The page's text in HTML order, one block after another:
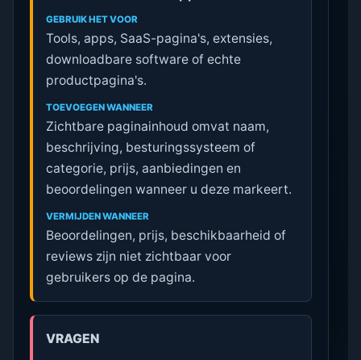
GEBRUIK HET VOOR
Tools, apps, SaaS-pagina's, extensies,
downloadbare software of echte
productpagina's.
TOEVOEGEN WANNEER
Zichtbare paginainhoud omvat naam,
beschrijving, besturingssysteem of
categorie, prijs, aanbiedingen en
beoordelingen wanneer u deze markeert.
VERMIJDEN WANNEER
Beoordelingen, prijs, beschikbaarheid of
reviews zijn niet zichtbaar voor
gebruikers op de pagina.
VRAGEN